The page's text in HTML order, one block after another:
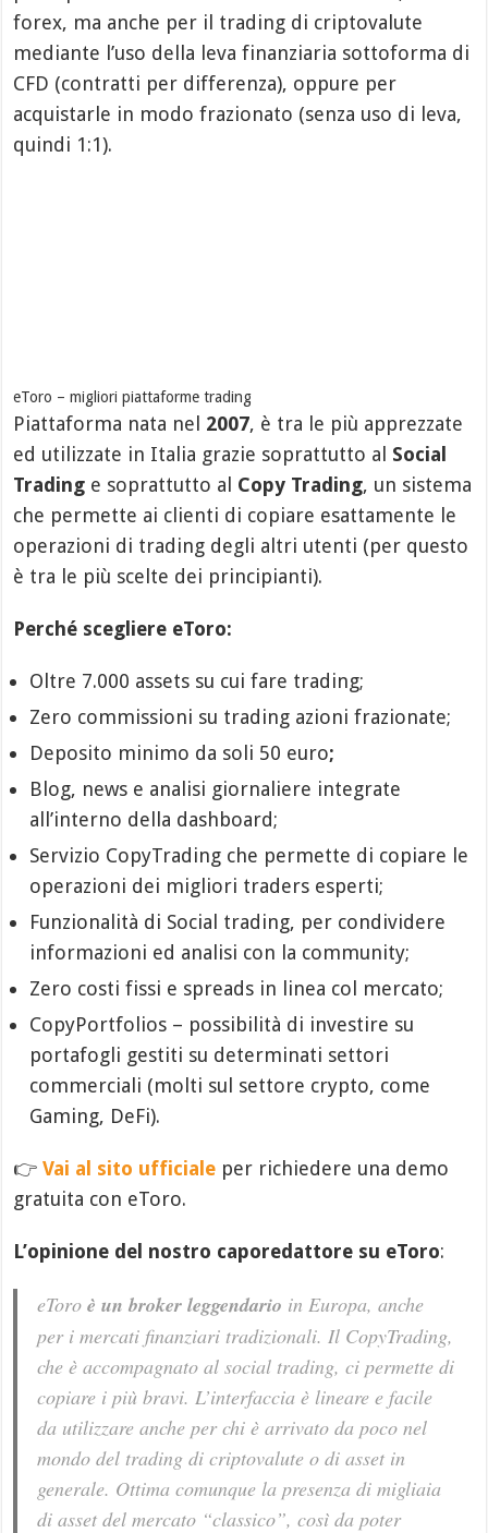
forex, ma anche per il trading di criptovalute
mediante l’uso della leva finanziaria sottoforma di
CFD (contratti per differenza), oppure per
acquistarle in modo frazionato (senza uso di leva,
quindi 1:1).
eToro – migliori piattaforme trading
Piattaforma nata nel 2007, è tra le più apprezzate
ed utilizzate in Italia grazie soprattutto al Social
Trading e soprattutto al Copy Trading, un sistema
che permette ai clienti di copiare esattamente le
operazioni di trading degli altri utenti (per questo
è tra le più scelte dei principianti).
Perché scegliere eToro:
Oltre 7.000 assets su cui fare trading;
Zero commissioni su trading azioni frazionate;
Deposito minimo da soli 50 euro;
Blog, news e analisi giornaliere integrate
all’interno della dashboard;
Servizio CopyTrading che permette di copiare le
operazioni dei migliori traders esperti;
Funzionalità di Social trading, per condividere
informazioni ed analisi con la community;
Zero costi fissi e spreads in linea col mercato;
CopyPortfolios – possibilità di investire su
portafogli gestiti su determinati settori
commerciali (molti sul settore crypto, come
Gaming, DeFi).
👉Vai al sito ufficiale per richiedere una demo
gratuita con eToro.
L’opinione del nostro caporedattore su eToro:
eToroè un broker leggendario in Europa, anche
per i mercati finanziari tradizionali. Il CopyTrading,
che è accompagnato al social trading, ci permette di
copiare i più bravi. L’interfaccia è lineare e facile
da utilizzare anche per chi è arrivato da poco nel
mondo del trading di criptovalute o di asset in
generale. Ottima comunque la presenza di migliaia
di asset del mercato “classico”, così da poter